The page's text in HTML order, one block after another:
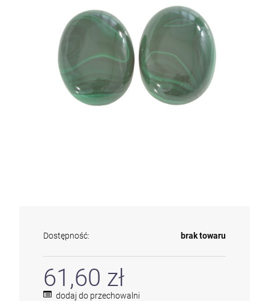
Dostępność: brak towaru
61,60 zł
dodaj do przechowalni